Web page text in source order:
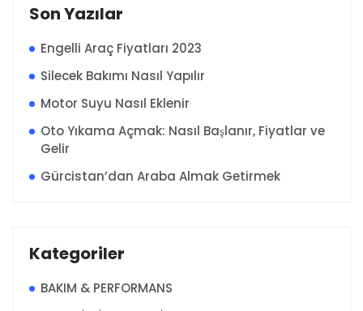
Son Yazılar
Engelli Araç Fiyatları 2023
Silecek Bakımı Nasıl Yapılır
Motor Suyu Nasıl Eklenir
Oto Yıkama Açmak: Nasıl Başlanır, Fiyatlar ve
Gelir
Gürcistan’dan Araba Almak Getirmek
Kategoriler
BAKIM & PERFORMANS